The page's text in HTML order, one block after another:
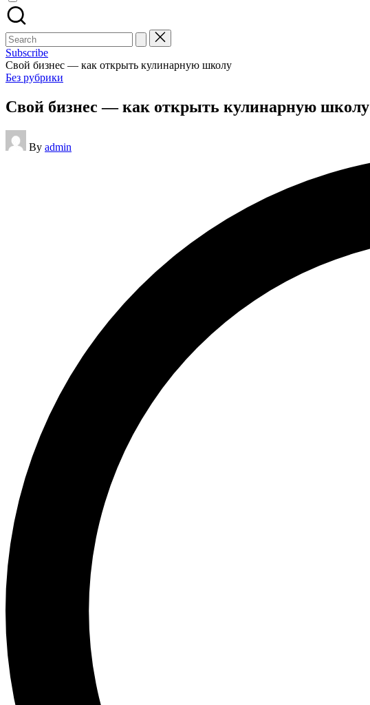
Search
for:
Subscribe
Свой бизнес — как открыть кулинарную школу
Posted
Без рубрики
Свой бизнес — как открыть кулинарную школу
Posted
by
By admin